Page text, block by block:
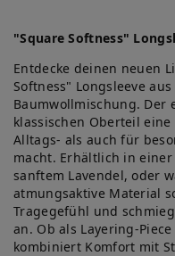
"Square Softness"
Entdecke deinen neuen
Softness" Longsleeve
Baumwollmischung. Der
klassischen Oberteil
Alltags- als auch für
macht. Erhältlich in
sanftem Lavendel, oder
atmungsaktive Material
Tragegefühl und
an. Ob als Layering-
kombiniert Komfort mit